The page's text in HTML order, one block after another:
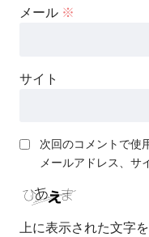
メール ※
サイト
次回のコメントで使
メールアドレス、サ
上に表示された文字